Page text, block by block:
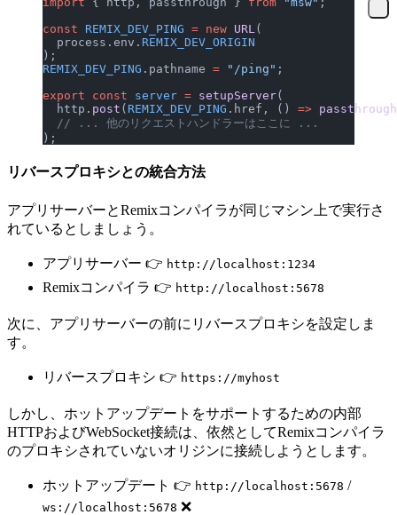
const REMIX_DEV_PING = new URL(
  process.env.
REMIX_DEV_ORIGIN
);
REMIX_DEV_PING .pathname = "/ping" ;
export const server = setupServer(
  http.
post ( REMIX_DEV_PING .href, () => passthrough
  // ... 他のリクエストハンドラーはここに ...
);
リバースプロキシとの統合方法
アプリサーバーとRemixコンパイラが同じマシン上で実行さ
れているとしましょう。
アプリサーバー 👉 http://localhost:1234
Remixコンパイラ 👉 http://localhost:5678
次に、アプリサーバーの前にリバースプロキシを設定しま
す。
リバースプロキシ 👉 https://myhost
しかし、ホットアップデートをサポートするための内部
HTTPおよびWebSocket接続は、依然としてRemixコンパイラ
のプロキシされていないオリジンに接続しようとします。
ホットアップデート 👉 http://localhost:5678 /
ws://localhost:5678 ❌